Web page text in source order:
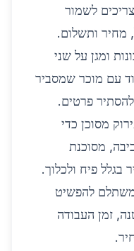
לשמור
מחיר ותשלום.
ומגן על שני
עם מוכר שמסביר
פרטים.
מסוכן כדי
מסוכנת
בגלל פיח ולכלוך.
להפשיט
זמן העבודה